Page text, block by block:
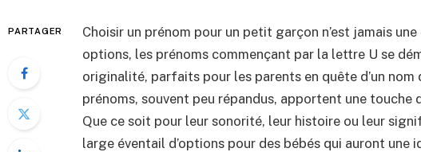
PARTAGER
Choisir un prénom pour un petit garçon n’est jamais
options, les prénoms commençant par la lettre U se
originalité, parfaits pour les parents en quête d’un
prénoms, souvent peu répandus, apportent une touche
Que ce soit pour leur sonorité, leur histoire ou leur
large éventail d’options pour des bébés qui auront une